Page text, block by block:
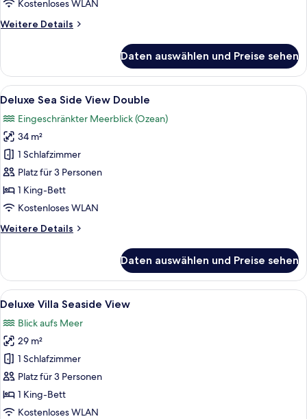
Kostenloses WLAN
Weitere Details
Weitere
Villa
Daten auswählen und Preise sehen
Alle
Fotos
für
Deluxe
Sea
Side
View
Double
Ein Schlafzimmer mit einem großen
7
Deluxe Sea Side View Double
Eingeschränkter Meerblick (Ozean)
34 m²
1 Schlafzimmer
Platz für 3 Personen
1 King-Bett
Kostenloses WLAN
Weitere Details
Weitere
Sea
Side
View
Daten auswählen und Preise sehen
Alle
Fotos
für
Deluxe
Villa
Seaside
View
anzeigen
Ein Hotelzimmer mit einem großen
8
Deluxe Villa Seaside View
Blick aufs Meer
29 m²
1 Schlafzimmer
Platz für 3 Personen
1 King-Bett
Kostenloses WLAN